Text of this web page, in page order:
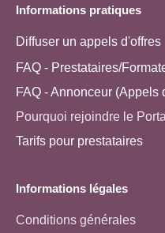
Informations pratiques
Diffuser un appels d'offres
FAQ - Prestataires/
FAQ - Annonceur (Appels
Pourquoi rejoindre le
Tarifs pour prestataires
Informations légales
Conditions générales